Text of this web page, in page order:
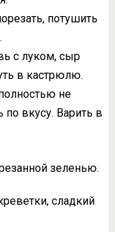
потушить
с луком, сыр
в кастрюлю.
не
по вкусу. Варить в
зеленью.
сладкий